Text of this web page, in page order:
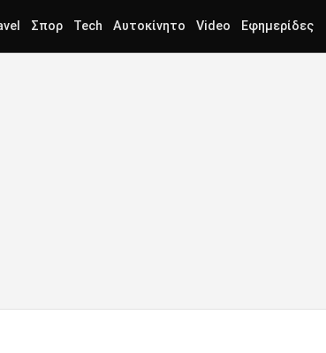
Σπορ Tech Αυτοκίνητο Video Εφημερίδες